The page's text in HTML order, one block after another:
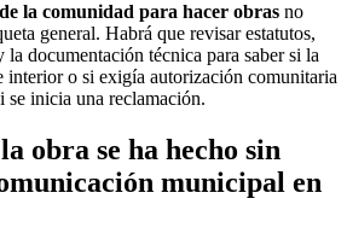
la comunidad para hacer obras no
general. Habrá que revisar estatutos,
la documentación técnica para saber si la
interior o si exigía autorización comunitaria
se inicia una reclamación.
obra se ha hecho sin
municipal en